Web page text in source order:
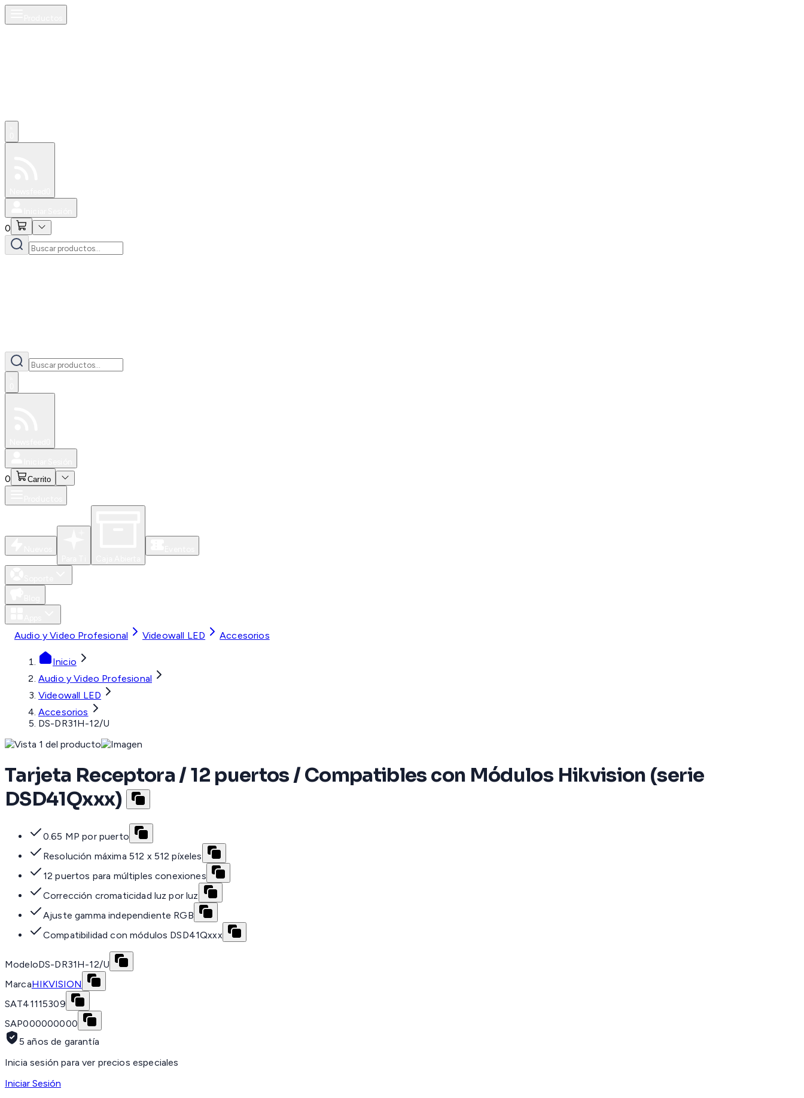
0
0 Carrito
Audio y Video Profesional Videowall LED Accesorios
Inicio
Audio y Video Profesional
Videowall LED
Accesorios
DS-DR31H-12/U
Tarjeta Receptora / 12 puertos / Compatibles con Módulos Hikvision (serie
DSD41Qxxx)
0.65 MP por puerto
Resolución máxima 512 x 512 píxeles
12 puertos para múltiples conexiones
Corrección cromaticidad luz por luz
Ajuste gamma independiente RGB
Compatibilidad con módulos DSD41Qxxx
ModeloDS-DR31H-12/U
MarcaHIKVISION
SAT41115309
SAP000000000
5 años de garantía
Inicia sesión para ver precios especiales
Iniciar Sesión